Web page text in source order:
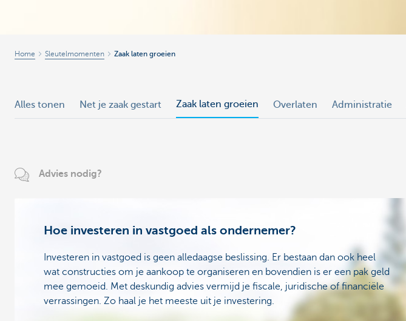
Home Sleutelmomenten Zaak laten groeien
Alles tonen Net je zaak gestart Zaak laten groeien Overlaten Administratie
Advies nodig?
Hoe investeren in vastgoed als ondernemer?
Investeren in vastgoed is geen alledaagse beslissing. Er bestaan dan ook heel
wat constructies om je aankoop te organiseren en bovendien is er een pak geld
mee gemoeid. Met deskundig advies vermijd je fiscale, juridische of financiële
verrassingen. Zo haal je het meeste uit je investering.